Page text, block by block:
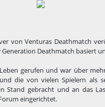
von Venturas Deathmatch
Deathmatch basiert
gerufen und war über
die von vielen Spielern als
gebracht und an das
eingerichtet.